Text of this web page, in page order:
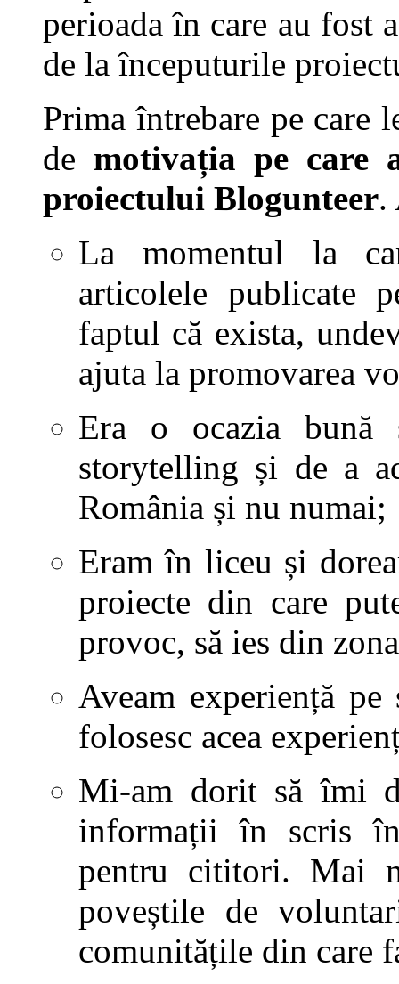
perioada în care au fost
de la începuturile
Prima întrebare pe care
de motivația pe care
proiectului Blogunteer.
La momentul la
articolele publicate
faptul că exista,
ajuta la promovarea
Era o ocazia bună
storytelling și de a
România și nu numai;
Eram în liceu și
proiecte din care
provoc, să ies din
Aveam experiență
folosesc acea
Mi-am dorit să îmi
informații în scris
pentru cititori. Mai
poveștile de
comunitățile din care